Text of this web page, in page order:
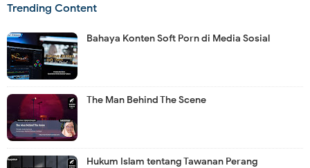
Trending Content
Bahaya Konten Soft Porn di Media Sosial
The Man Behind The Scene
Hukum Islam tentang Tawanan Perang